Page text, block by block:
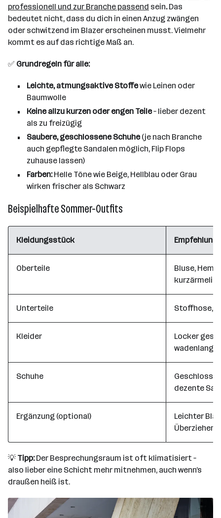
professionell und zur Branche passend sein.Das
bedeutet nicht, dass du dich in einen Anzug zwängen
oder schwitzend im Blazer erscheinen musst. Vielmehr
kommt es auf das richtige Maß an.
✅ Grundregeln für alle:
Leichte, atmungsaktive Stoffewie Leinen oder
Baumwolle
Keine allzu kurzen oder engen Teile– lieber dezent
als zu freizügig
Saubere, geschlossene Schuhe(je nach Branche
auch gepflegte Sandalen möglich, Flip Flops
zuhause lassen)
Farben:Helle Töne wie Beige, Hellblau oder Grau
wirken frischer als Schwarz
Beispielhafte Sommer-Outfits
Kleidungsstück Empfehlung
Oberteile
Bluse,
Unterteile Stoffhose,
Kleider
Locker
wadenlang
Schuhe
dezente
Ergänzung (optional)
Leichter
Überziehen
💡 Tipp:Der Besprechungsraum ist oft klimatisiert –
also lieber eine Schicht mehr mitnehmen, auch wenn’s
draußen heiß ist.